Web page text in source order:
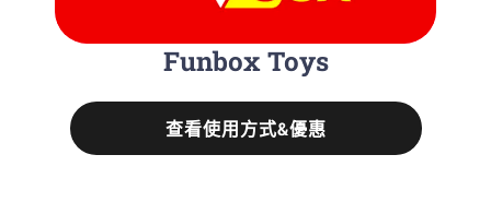
Funbox Toys
查看使用方式&優惠